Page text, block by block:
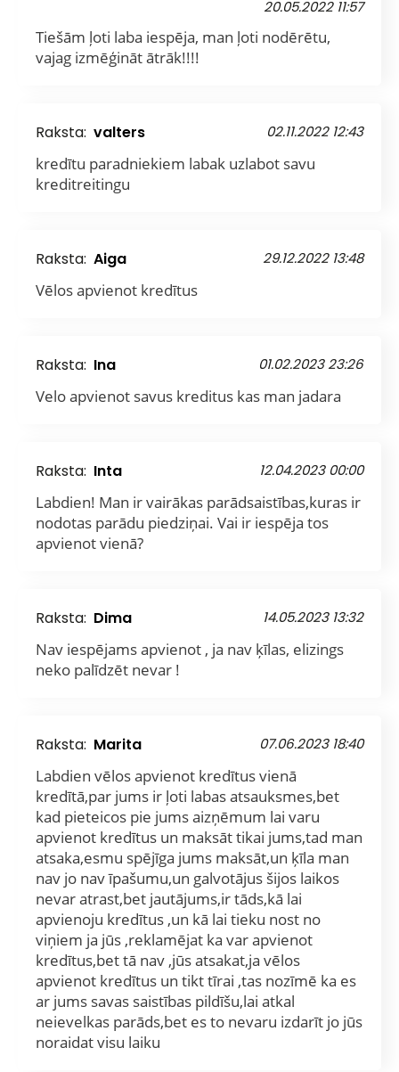
20.05.2022 11:57
Tiešām ļoti laba iespēja, man ļoti nodērētu,
vajag izmēģināt ātrāk!!!!
Raksta: valters 02.11.2022 12:43
kredītu paradniekiem labak uzlabot savu
kreditreitingu
Raksta: Aiga 29.12.2022 13:48
Vēlos apvienot kredītus
Raksta: Ina 01.02.2023 23:26
Velo apvienot savus kreditus kas man jadara
Raksta: Inta 12.04.2023 00:00
Labdien! Man ir vairākas parādsaistības,kuras ir
nodotas parādu piedziņai. Vai ir iespēja tos
apvienot vienā?
Raksta: Dima 14.05.2023 13:32
Nav iespējams apvienot , ja nav ķīlas, elizings
neko palīdzēt nevar !
Raksta: Marita 07.06.2023 18:40
Labdien vēlos apvienot kredītus vienā
kredītā,par jums ir ļoti labas atsauksmes,bet
kad pieteicos pie jums aizņēmum lai varu
apvienot kredītus un maksāt tikai jums,tad man
atsaka,esmu spējīga jums maksāt,un ķīla man
nav jo nav īpašumu,un galvotājus šijos laikos
nevar atrast,bet jautājums,ir tāds,kā lai
apvienoju kredītus ,un kā lai tieku nost no
viņiem ja jūs ,reklamējat ka var apvienot
kredītus,bet tā nav ,jūs atsakat,ja vēlos
apvienot kredītus un tikt tīrai ,tas nozīmē ka es
ar jums savas saistības pildīšu,lai atkal
neievelkas parāds,bet es to nevaru izdarīt jo jūs
noraidat visu laiku